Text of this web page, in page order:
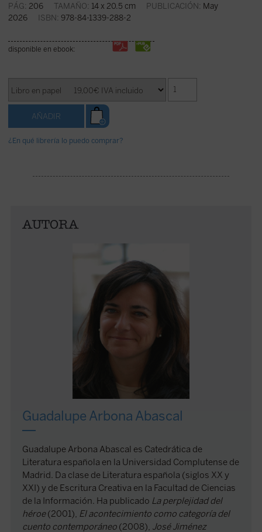
PÁG: 206 TAMAÑO: 14 x 20.5 cm PUBLICACIÓN: May
2026 ISBN: 978-84-1339-288-2
disponible en ebook:
¿En qué librería lo puedo comprar?
AUTORA
Guadalupe Arbona Abascal
Guadalupe Arbona Abascal es Catedrática de
Literatura española en la Universidad Complutense de
Madrid. Da clase de Literatura española (siglos XX y
XXI) y de Escritura Creativa en la Facultad de Ciencias
de la Información. Ha publicado La perplejidad del
héroe(2001), El acontecimiento como categoría del
cuento contemporáneo (2008), José Jiménez